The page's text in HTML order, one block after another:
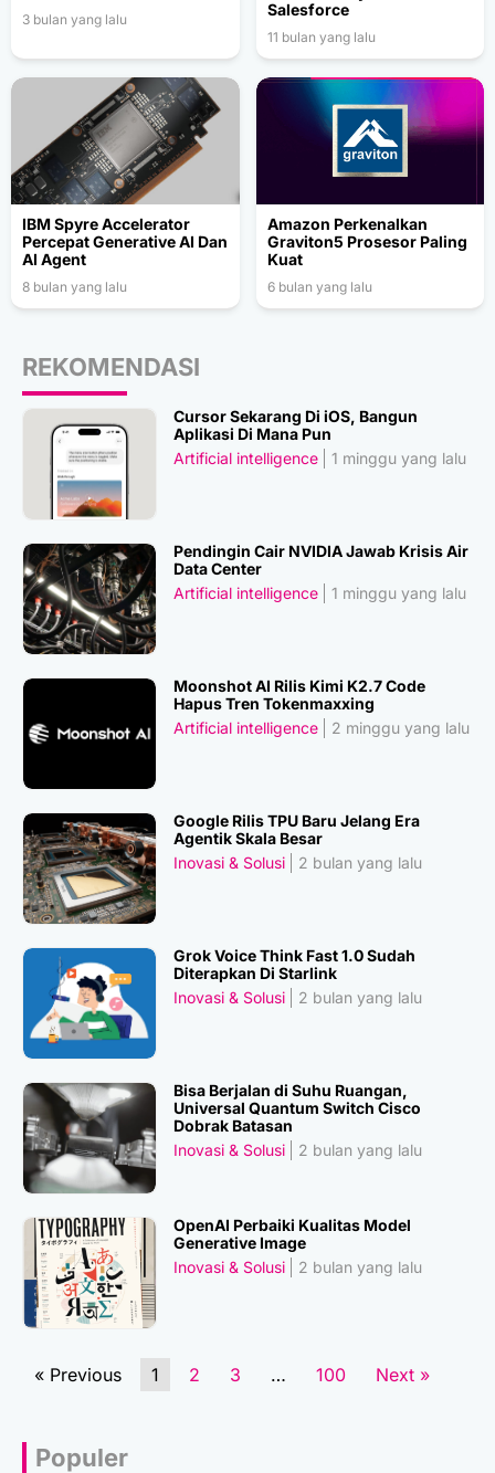
3 bulan yang lalu
Salesforce
11 bulan yang lalu
IBM Spyre Accelerator
Percepat Generative AI Dan
AI Agent
8 bulan yang lalu
Amazon Perkenalkan
Graviton5 Prosesor Paling
Kuat
6 bulan yang lalu
REKOMENDASI
Cursor Sekarang Di iOS, Bangun
Aplikasi Di Mana Pun
Artificial intelligence
1 minggu yang lalu
Pendingin Cair NVIDIA Jawab Krisis Air
Data Center
Artificial intelligence
1 minggu yang lalu
Moonshot AI Rilis Kimi K2.7 Code
Hapus Tren Tokenmaxxing
Artificial intelligence
2 minggu yang lalu
Google Rilis TPU Baru Jelang Era
Agentik Skala Besar
Inovasi & Solusi
2 bulan yang lalu
Grok Voice Think Fast 1.0 Sudah
Diterapkan Di Starlink
Inovasi & Solusi
2 bulan yang lalu
Bisa Berjalan di Suhu Ruangan,
Universal Quantum Switch Cisco
Dobrak Batasan
Inovasi & Solusi
2 bulan yang lalu
OpenAI Perbaiki Kualitas Model
Generative Image
Inovasi & Solusi
2 bulan yang lalu
« Previous 1 2 3 … 100 Next »
Populer